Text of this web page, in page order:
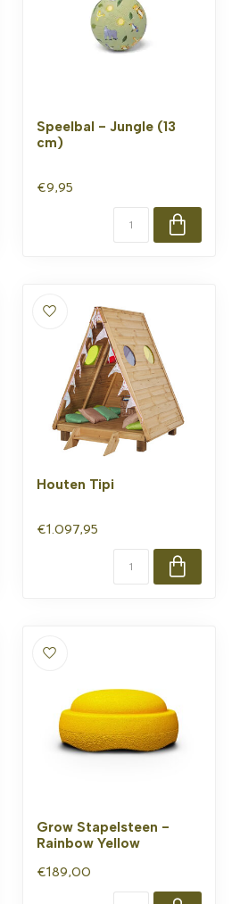
Speelbal - Jungle (13
cm)
€9,95
Houten Tipi
€1.097,95
Grow Stapelsteen -
Rainbow Yellow
€189,00